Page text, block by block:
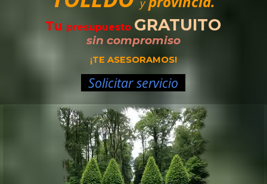
Tu presupuesto GRATUITO
sin compromiso
¡TE ASESORAMOS!
Solicitar servicio